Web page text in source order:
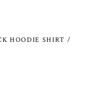
HOODIE SHIRT /